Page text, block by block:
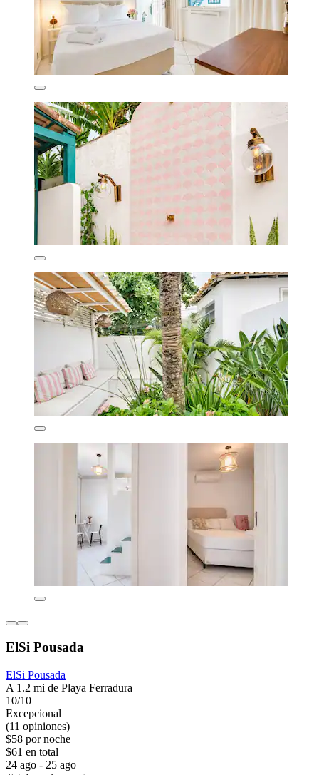
ElSi Pousada
ElSi Pousada
A 1.2 mi de Playa Ferradura
10/10
Excepcional
(11 opiniones)
$58 por noche
$61 en total
24 ago - 25 ago